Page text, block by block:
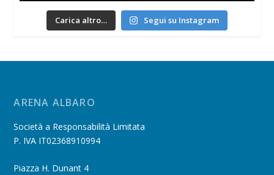
Carica altro… Segui su Instagram
ARENA ALBARO
Società a Responsabilità Limitata
P. IVA IT02368910994
Piazza H. Dunant 4